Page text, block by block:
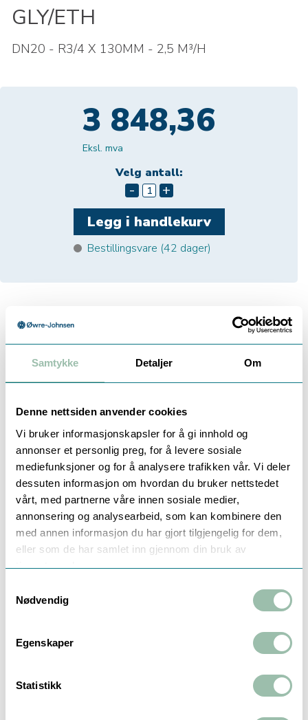
Samtykke Detaljer Om
Denne nettsiden anvender cookies
Vi bruker informasjonskapsler for å gi innhold og
annonser et personlig preg, for å levere sosiale
mediefunksjoner og for å analysere trafikken vår. Vi deler
dessuten informasjon om hvordan du bruker nettstedet
vårt, med partnerne våre innen sosiale medier,
annonsering og analysearbeid, som kan kombinere den
med annen informasjon du har gjort tilgjengelig for dem,
eller som de har samlet inn gjennom din bruk av
tjenestene deres.
Nødvendig
Egenskaper
Statistikk
GLY/ETH
DN20 - R3/4 X 130MM - 2,5 M³/H
3 848,36
Eksl. mva
Velg antall:
- +
Bestillingsvare (42 dager)
Beskrivelse Dokumentasjon Teknisk info
DN20 - R3/4''
Nominell flow, Qn: 2,5 m³/h
Byggelengde 130 mm
For montering på RETUR ledning
Demonterbart hus for montasje i fordelerskap
50 cm lengde på kabel fra kalkulator til måler
1,5 m kabel til turledning-sensor
Backflow deteksjon
Mbus ferdig installert